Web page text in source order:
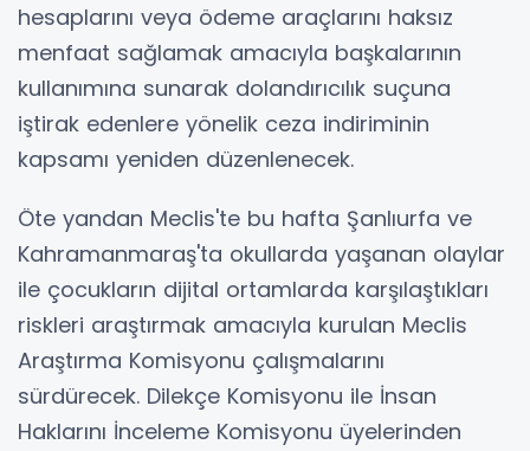
hesaplarını veya ödeme araçlarını haksız
menfaat sağlamak amacıyla başkalarının
kullanımına sunarak dolandırıcılık suçuna
iştirak edenlere yönelik ceza indiriminin
kapsamı yeniden düzenlenecek.
Öte yandan Meclis'te bu hafta Şanlıurfa ve
Kahramanmaraş'ta okullarda yaşanan olaylar
ile çocukların dijital ortamlarda karşılaştıkları
riskleri araştırmak amacıyla kurulan Meclis
Araştırma Komisyonu çalışmalarını
sürdürecek. Dilekçe Komisyonu ile İnsan
Haklarını İnceleme Komisyonu üyelerinden